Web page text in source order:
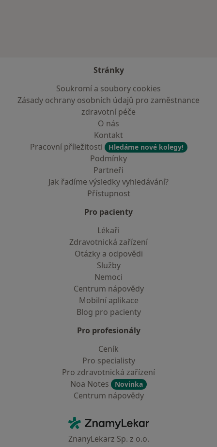
Stránky
Soukromí a soubory cookies
Zásady ochrany osobních údajů pro zaměstnance
zdravotní péče
O nás
Kontakt
Pracovní příležitosti
Hledáme nové kolegy!
Podmínky
Partneři
Jak řadíme výsledky vyhledávání?
Přístupnost
Pro pacienty
Lékaři
Zdravotnická zařízení
Otázky a odpovědi
Služby
Nemoci
Centrum nápovědy
Mobilní aplikace
Blog pro pacienty
Pro profesionály
Ceník
Pro specialisty
Pro zdravotnická zařízení
Noa Notes
Novinka
Centrum nápovědy
ZnamyLekar - Hlavní stránka
ZnanyLekarz Sp. z o.o.